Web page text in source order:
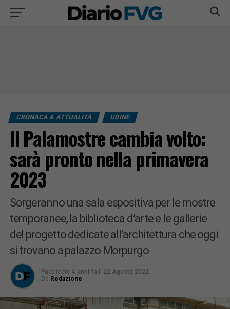
CRONACA & ATTUALITÀ UDINE
Il Palamostre cambia volto:
sarà pronto nella primavera
2023
Sorgeranno una sala espositiva per le mostre
temporanee, la biblioteca d’arte e le gallerie
del progetto dedicate all’architettura che oggi
si trovano a palazzo Morpurgo
Pubblicato 4 anni fa il 22 Agosto 2022
Da Redazione